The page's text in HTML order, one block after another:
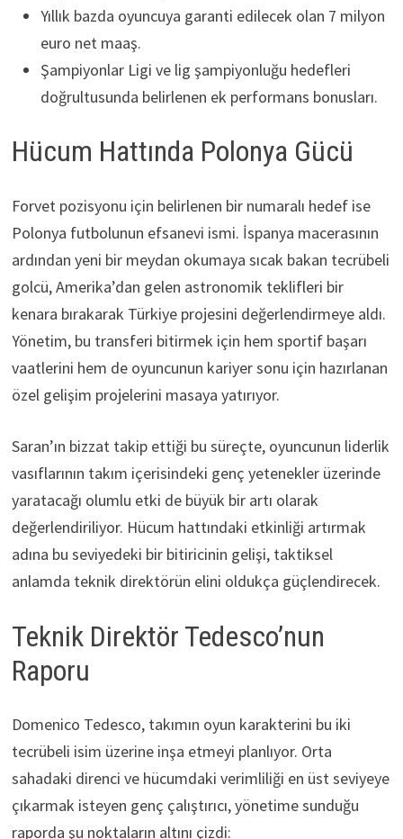
Yıllık bazda oyuncuya garanti edilecek olan 7 milyon
euro net maaş.
Şampiyonlar Ligi ve lig şampiyonluğu hedefleri
doğrultusunda belirlenen ek performans bonusları.
Hücum Hattında Polonya Gücü
Forvet pozisyonu için belirlenen bir numaralı hedef ise
Polonya futbolunun efsanevi ismi. İspanya macerasının
ardından yeni bir meydan okumaya sıcak bakan tecrübeli
golcü, Amerika’dan gelen astronomik teklifleri bir
kenara bırakarak Türkiye projesini değerlendirmeye aldı.
Yönetim, bu transferi bitirmek için hem sportif başarı
vaatlerini hem de oyuncunun kariyer sonu için hazırlanan
özel gelişim projelerini masaya yatırıyor.
Saran’ın bizzat takip ettiği bu süreçte, oyuncunun liderlik
vasıflarının takım içerisindeki genç yetenekler üzerinde
yaratacağı olumlu etki de büyük bir artı olarak
değerlendiriliyor. Hücum hattındaki etkinliği artırmak
adına bu seviyedeki bir bitiricinin gelişi, taktiksel
anlamda teknik direktörün elini oldukça güçlendirecek.
Teknik Direktör Tedesco’nun
Raporu
Domenico Tedesco, takımın oyun karakterini bu iki
tecrübeli isim üzerine inşa etmeyi planlıyor. Orta
sahadaki direnci ve hücumdaki verimliliği en üst seviyeye
çıkarmak isteyen genç çalıştırıcı, yönetime sunduğu
raporda şu noktaların altını çizdi: